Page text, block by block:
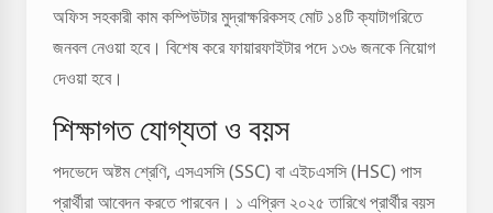
অফিস সহকারী কাম কম্পিউটার মুদ্রাক্ষরিকসহ মোট ১৪টি ক্যাটাগরিতে
জনবল নেওয়া হবে। বিশেষ করে ফায়ারফাইটার পদে ১৩৬ জনকে নিয়োগ
দেওয়া হবে।
শিক্ষাগত যোগ্যতা ও বয়স
পদভেদে অষ্টম শ্রেণি, এসএসসি (SSC) বা এইচএসসি (HSC) পাস
প্রার্থীরা আবেদন করতে পারবেন। ১ এপ্রিল ২০২৫ তারিখে প্রার্থীর বয়স